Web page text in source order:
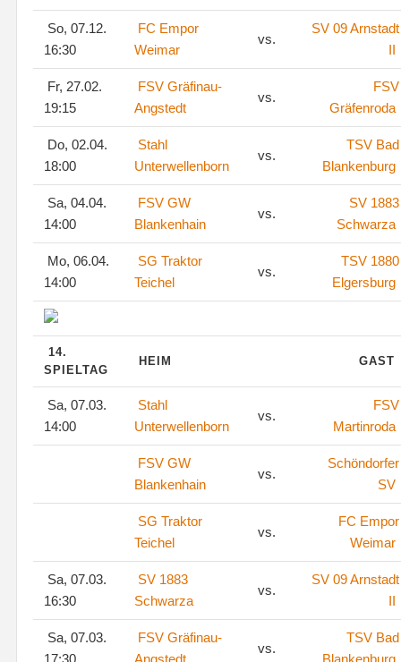
So, 07.12.
16:30
FC Empor
Weimar
vs.
SV 09 Arnstadt
II
Fr, 27.02.
19:15
FSV Gräfinau-
Angstedt
vs.
FSV
Gräfenroda
Do, 02.04.
18:00
Stahl
Unterwellenborn
vs.
TSV Bad
Blankenburg
Sa, 04.04.
14:00
FSV GW
Blankenhain
vs.
SV 1883
Schwarza
Mo, 06.04.
14:00
SG Traktor
Teichel
vs.
TSV 1880
Elgersburg
14.
SPIELTAG
HEIM GAST
Sa, 07.03.
14:00
Stahl
Unterwellenborn
vs.
FSV
Martinroda
FSV GW
Blankenhain
vs.
Schöndorfer
SV
SG Traktor
Teichel
vs.
FC Empor
Weimar
Sa, 07.03.
16:30
SV 1883
Schwarza
vs.
SV 09 Arnstadt
II
Sa, 07.03.
17:30
FSV Gräfinau-
Angstedt
vs.
TSV Bad
Blankenburg